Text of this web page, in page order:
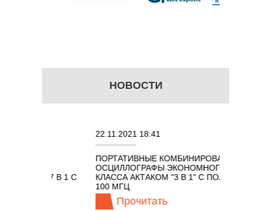
НОВОСТИ
7 В 1 С
22.11.2021 18:41
ПОРТАТИВНЫЕ КОМБИНИРОВАННЫЕ
ОСЦИЛЛОГРАФЫ ЭКОНОМНОГО
КЛАССА АКТАКОМ "3 В 1" С ПОЛОСОЙ
100 МГЦ
Прочитать